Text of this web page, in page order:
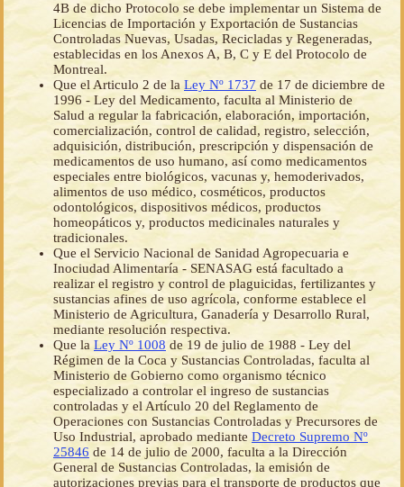
4B de dicho Protocolo se debe implementar un Sistema de
Licencias de Importación y Exportación de Sustancias
Controladas Nuevas, Usadas, Recicladas y Regeneradas,
establecidas en los Anexos A, B, C y E del Protocolo de
Montreal.
Que el Articulo 2 de la Ley Nº 1737 de 17 de diciembre de
1996 - Ley del Medicamento, faculta al Ministerio de
Salud a regular la fabricación, elaboración, importación,
comercialización, control de calidad, registro, selección,
adquisición, distribución, prescripción y dispensación de
medicamentos de uso humano, así como medicamentos
especiales entre biológicos, vacunas y, hemoderivados,
alimentos de uso médico, cosméticos, productos
odontológicos, dispositivos médicos, productos
homeopáticos y, productos medicinales naturales y
tradicionales.
Que el Servicio Nacional de Sanidad Agropecuaria e
Inociudad Alimentaría - SENASAG está facultado a
realizar el registro y control de plaguicidas, fertilizantes y
sustancias afines de uso agrícola, conforme establece el
Ministerio de Agricultura, Ganadería y Desarrollo Rural,
mediante resolución respectiva.
Que la Ley Nº 1008 de 19 de julio de 1988 - Ley del
Régimen de la Coca y Sustancias Controladas, faculta al
Ministerio de Gobierno como organismo técnico
especializado a controlar el ingreso de sustancias
controladas y el Artículo 20 del Reglamento de
Operaciones con Sustancias Controladas y Precursores de
Uso Industrial, aprobado mediante Decreto Supremo Nº
25846 de 14 de julio de 2000, faculta a la Dirección
General de Sustancias Controladas, la emisión de
autorizaciones previas para el transporte de productos que